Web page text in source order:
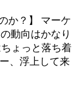
か？】 マーケ
動向はかなり
ょっと落ち着
、浮上して来